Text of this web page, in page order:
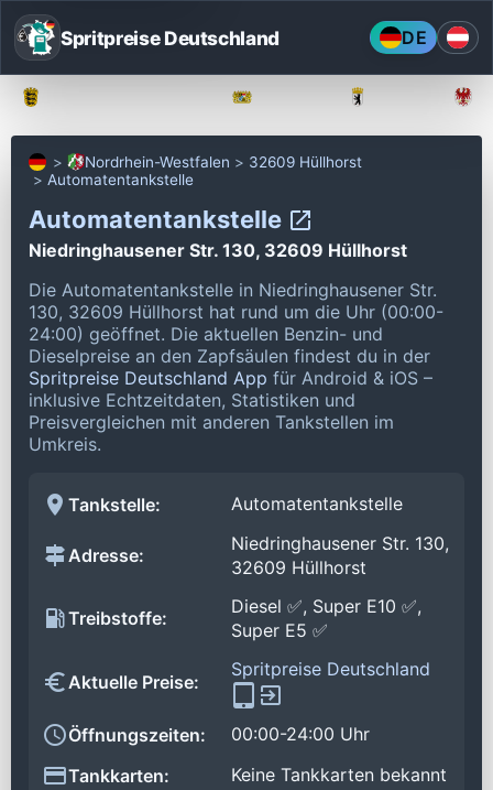
Spritpreise Deutschland DE
Nordrhein-Westfalen
32609 Hüllhorst
Automatentankstelle
Automatentankstelle
Niedringhausener Str. 130, 32609 Hüllhorst
Die Automatentankstelle in Niedringhausener Str.
130, 32609 Hüllhorst hat rund um die Uhr (00:00-
24:00) geöffnet. Die aktuellen Benzin- und
Dieselpreise an den Zapfsäulen findest du in der
Spritpreise Deutschland App für Android & iOS –
inklusive Echtzeitdaten, Statistiken und
Preisvergleichen mit anderen Tankstellen im
Umkreis.
Tankstelle: Automatentankstelle
Adresse:
Niedringhausener Str. 130,
32609 Hüllhorst
Treibstoffe:
Diesel ✅, Super E10 ✅,
Super E5 ✅
Aktuelle Preise:
Spritpreise Deutschland
Öffnungszeiten:
00:00-24:00 Uhr
Tankkarten:
Keine Tankkarten bekannt